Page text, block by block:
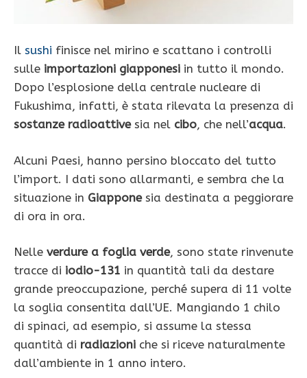
Il sushi finisce nel mirino e scattano i controlli
sulle importazioni giapponesi in tutto il mondo.
Dopo l’esplosione della centrale nucleare di
Fukushima, infatti, è stata rilevata la presenza di
sostanze radioattivesia nel cibo, che nell’acqua.
Alcuni Paesi, hanno persino bloccato del tutto
l’import. I dati sono allarmanti, e sembra che la
situazione in Giapponesia destinata a peggiorare
di ora in ora.
Nelle verdure a foglia verde, sono state rinvenute
tracce di iodio-131 in quantità tali da destare
grande preoccupazione, perché supera di 11 volte
la soglia consentita dall’UE. Mangiando 1 chilo
di spinaci, ad esempio, si assume la stessa
quantità di radiazioni che si riceve naturalmente
dall’ambiente in 1 anno intero.